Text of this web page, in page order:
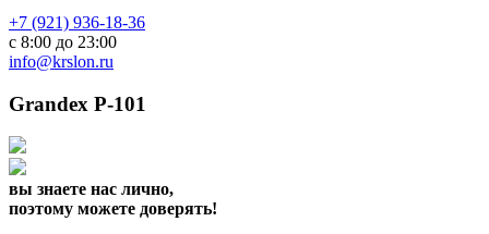
+7 (921) 936-18-36
с 8:00 до 23:00
info@krslon.ru
Grandex P-101
вы знаете нас лично,
поэтому можете доверять!